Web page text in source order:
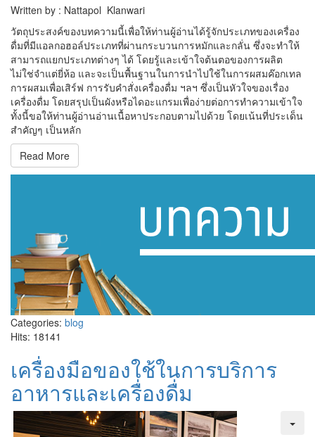
Written by : Nattapol Klanwari
วัตถุประสงค์ของบทความนี้เพื่อให้ท่านผู้อ่านได้รู้จักประเภทของเครื่อง
ดื่มที่มีแอลกอฮอล์ประเภทที่ผ่านกระบวนการหมักและกลั่น ซึ่งจะทำให้
สามารถแยกประเภทต่างๆ ได้ โดยรู้และเข้าใจต้นตอของการผลิต
ไม่ใช่จำแต่ยี่ห้อ และจะเป็นพื้นฐานในการนำไปใช้ในการผสมค๊อกเทล
การผสมเพื่อเสิร์ฟ การรับคำสั่งเครื่องดื่ม ฯลฯ ซึ่งเป็นหัวใจของเรื่อง
เครื่องดื่ม โดยสรุปเป็นผังหรือไดอะแกรมเพื่อง่ายต่อการทำความเข้าใจ
ทั้งนี้ขอให้ท่านผู้อ่านอ่านเนื้อหาประกอบตามไปด้วย โดยเน้นที่ประเด็น
สำคัญๆ เป็นหลัก
Read More
Categories: blog
Hits: 18141
เครื่องมือของใช้ในการบริการ
อาหารและเครื่องดื่ม